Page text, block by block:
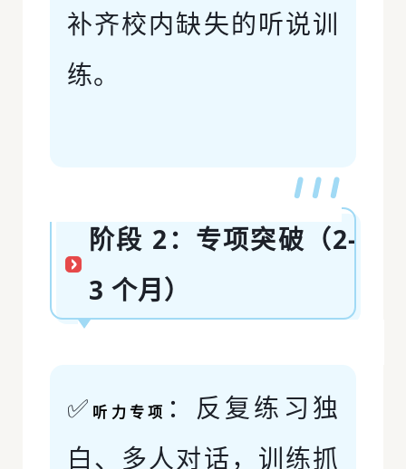
补齐校内缺失的听说训
练。
阶段 2：专项突破（2-
3 个月）
✅ 听力专项 ：反复练习独
白、多人对话，训练抓